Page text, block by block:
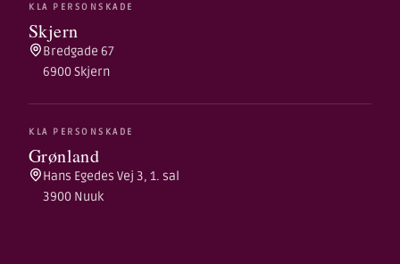
KLA PERSONSKADE
Skjern
Bredgade 67
6900 Skjern
KLA PERSONSKADE
Grønland
Hans Egedes Vej 3, 1. sal
3900 Nuuk